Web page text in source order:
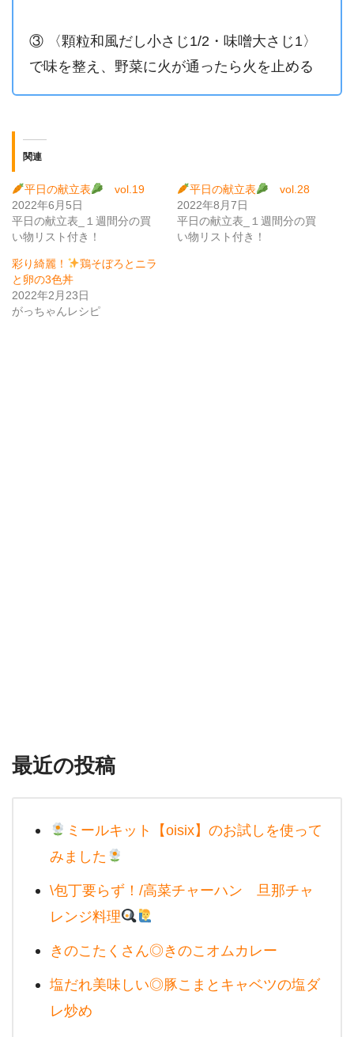
③ 〈顆粒和風だし小さじ1/2・味噌大さじ1〉
で味を整え、野菜に火が通ったら火を止める
関連
平日の献立表
vol.19
2022年6月5日
平日の献立表_１週間分の買
い物リスト付き！
平日の献立表
vol.28
2022年8月7日
平日の献立表_１週間分の買
い物リスト付き！
彩り綺麗！
鶏そぼろとニラ
と卵の3色丼
2022年2月23日
がっちゃんレシピ
最近の投稿
ミールキット【oisix】のお試しを使って
みました
\包丁要らず！/高菜チャーハン 旦那チャ
レンジ料理
きのこたくさん◎きのこオムカレー
塩だれ美味しい◎豚こまとキャベツの塩ダ
レ炒め